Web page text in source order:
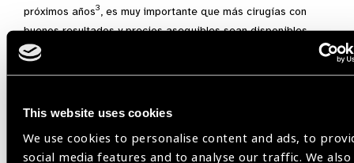
This website uses cookies
We use cookies to personalise content and ads, to
social media features and to analyse our traffic. We also
próximos años3, es muy importante que más cirugías con
buenos resultados y precios asequibles sean disponibles
para evitar la ceguera por catarata en el futuro.
GBD 2019 Blindness and Vision Impairment Collaborators
for the Vision Loss Expert Group of the Global Burden of
Disease Study. Trends in prevalence of blindness and